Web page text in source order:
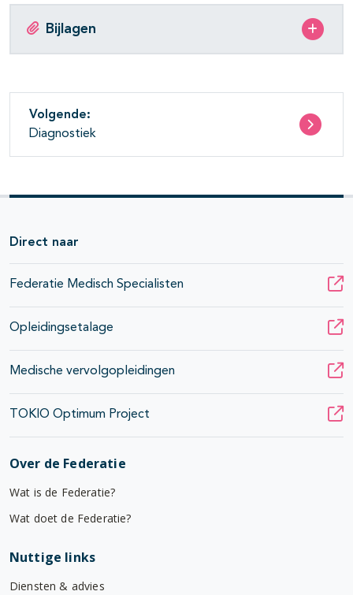
Bijlagen
Volgende:
Diagnostiek
Direct naar
Federatie Medisch Specialisten
Opleidingsetalage
Medische vervolgopleidingen
TOKIO Optimum Project
Over de Federatie
Wat is de Federatie?
Wat doet de Federatie?
Nuttige links
Diensten & advies